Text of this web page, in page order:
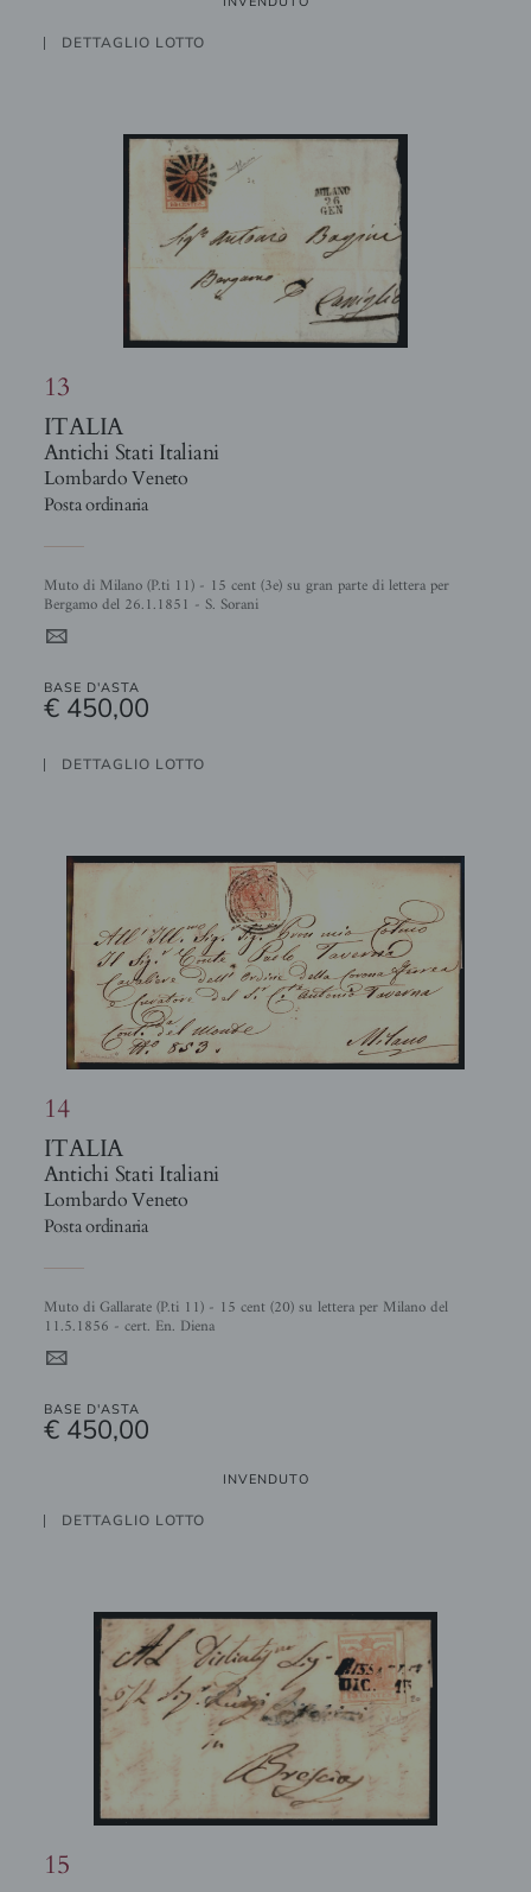
DETTAGLIO LOTTO
13
ITALIA
Antichi Stati Italiani
Lombardo Veneto
Posta ordinaria
Muto di Milano (P.ti 11) - 15 cent (3e) su gran parte di lettera per
Bergamo del 26.1.1851 - S. Sorani
4
BASE D'ASTA
€ 450,00
DETTAGLIO LOTTO
14
ITALIA
Antichi Stati Italiani
Lombardo Veneto
Posta ordinaria
Muto di Gallarate (P.ti 11) - 15 cent (20) su lettera per Milano del
11.5.1856 - cert. En. Diena
4
BASE D'ASTA
€ 450,00
INVENDUTO
DETTAGLIO LOTTO
15